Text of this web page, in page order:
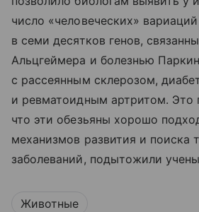
число «человеческих»
в семи десятков генов,
Альцгеймера и болезнью
с рассеянным склерозом,
и ревматоидным артритом. Это
что эти обезьяны хорошо
механизмов развития и поиска
заболеваний, подытожили
Животные